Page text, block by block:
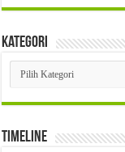
Kategori
Kategori
Timeline